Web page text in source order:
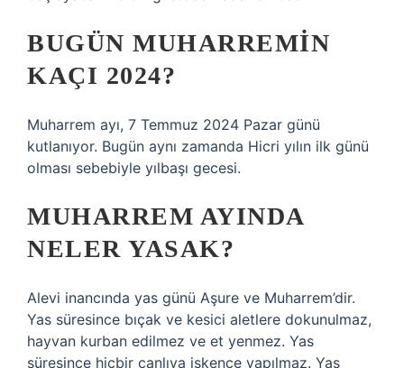
BUGÜN MUHARREMIN
KAÇI 2024?
Muharrem ayı, 7 Temmuz 2024 Pazar günü
kutlanıyor. Bugün aynı zamanda Hicri yılın ilk günü
olması sebebiyle yılbaşı gecesi.
MUHARREM AYINDA
NELER YASAK?
Alevi inancında yas günü Aşure ve Muharrem’dir.
Yas süresince bıçak ve kesici aletlere dokunulmaz,
hayvan kurban edilmez ve et yenmez. Yas
süresince hiçbir canlıya işkence yapılmaz. Yas